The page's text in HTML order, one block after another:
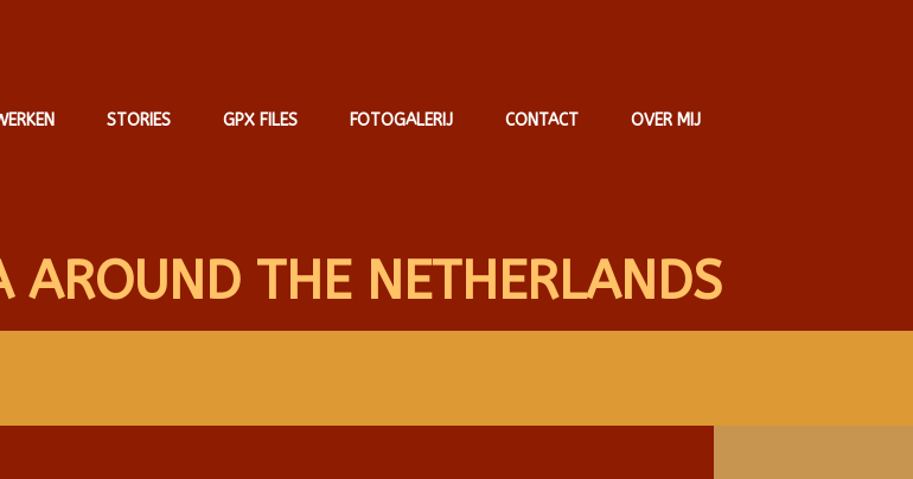
STORIES GPX FILES FOTOGALERIJ CONTACT OVER MIJ
AROUND THE NETHERLANDS